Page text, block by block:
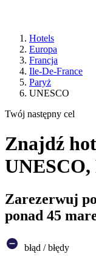
Hotels
Europa
Francja
Ile-De-France
Paryż
UNESCO
Twój następny cel
Znajdź
UNESCO,
Zarezerwuj
ponad 45
błąd / błędy